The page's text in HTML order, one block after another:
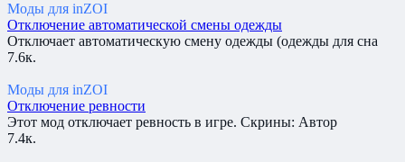
Моды для inZOI
Отключение автоматической смены одежды
Отключает автоматическую смену одежды (одежды для сна
7.6к.
Моды для inZOI
Отключение ревности
Этот мод отключает ревность в игре. Скрины: Автор
7.4к.